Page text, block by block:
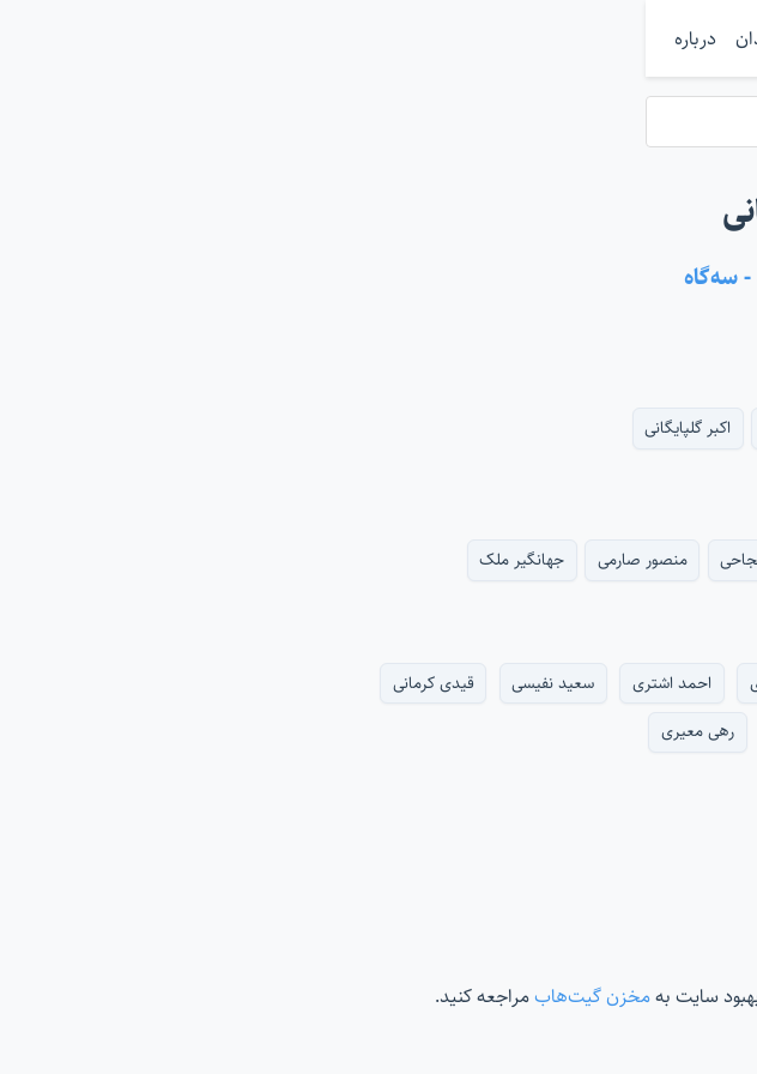
درباره
اکبر گلپایگانی
منصور صارمی جهانگیر ملک
احمد اشتری سعید نفیسی
قیدی کرمانی
رهی معیری
سایت بهمخزن گیت‌هابمراجعه کنید.